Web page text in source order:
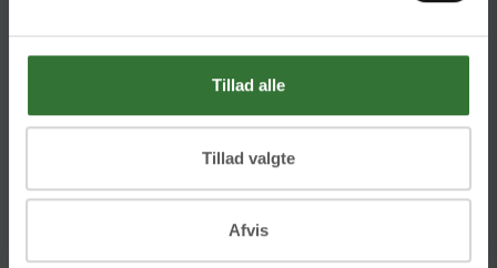
Tillad alle
Tillad valgte
Afvis
Hans Følsgaard AS